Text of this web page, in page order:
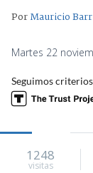
PorMauricio
Martes 22
Seguimos
1248
visitas